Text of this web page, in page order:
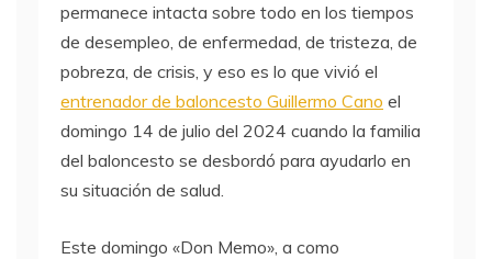
permanece intacta sobre todo en los tiempos
de desempleo, de enfermedad, de tristeza, de
pobreza, de crisis, y eso es lo que vivió el
entrenador de baloncesto Guillermo Cano el
domingo 14 de julio del 2024 cuando la familia
del baloncesto se desbordó para ayudarlo en
su situación de salud.
Este domingo «Don Memo», a como